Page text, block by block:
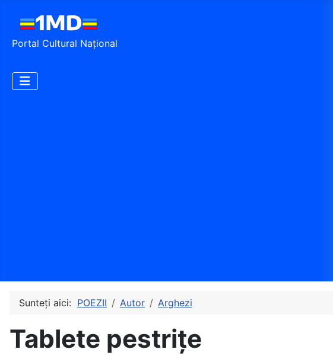
Portal Cultural Național
Sunteți aici: POEZII Autor Arghezi
Tablete pestrițe